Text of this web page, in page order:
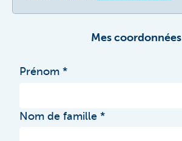
Mes coordonnées
Prénom
Nom de famille